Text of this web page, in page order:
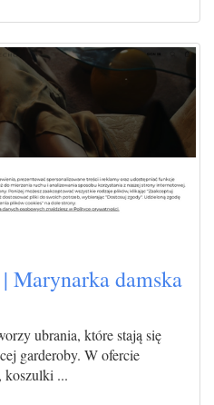
Marynarka damska
ubrania, które stają się
garderoby. W ofercie
koszulki ...